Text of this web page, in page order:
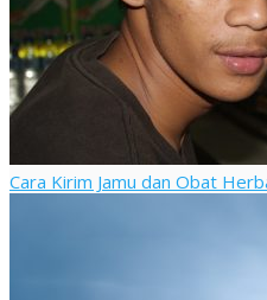
Cara Kirim Jamu dan Obat